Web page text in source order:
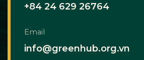
+84 24 629 26764
Email
info@greenhub.org.vn